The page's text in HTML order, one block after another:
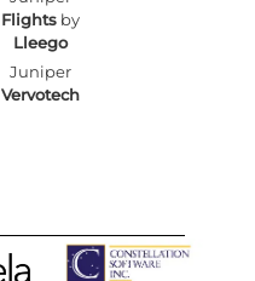
Flightsby
Lleego
Juniper
Vervotech